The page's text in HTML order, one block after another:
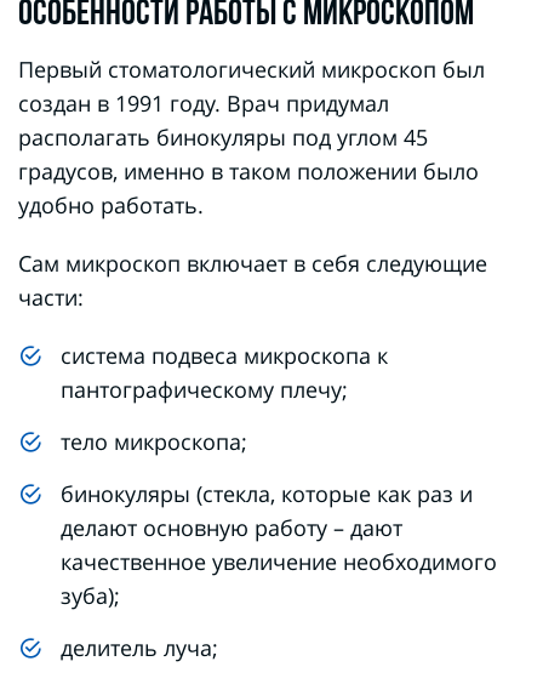
ОСОБЕННОСТИ РАБОТЫ С МИКРОСКОПОМ
Первый стоматологический микроскоп был
создан в 1991 году. Врач придумал
располагать бинокуляры под углом 45
градусов, именно в таком положении было
удобно работать.
Сам микроскоп включает в себя следующие
части:
система подвеса микроскопа к
пантографическому плечу;
тело микроскопа;
бинокуляры (стекла, которые как раз и
делают основную работу – дают
качественное увеличение необходимого
зуба);
делитель луча;